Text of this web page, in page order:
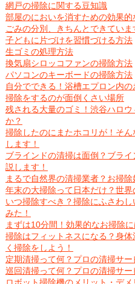
網戸の掃除に関する豆知識
部屋のにおいを消すための効果的
ごみの分別、きちんとできていま
子どもに片づけを習慣づける方法
生ゴミの処理方法
換気扇シロッコファンの掃除方法
パソコンのキーボードの掃除方法
自分でできる！浴槽エプロン内
掃除をするのが面倒くさい場所
残される大量のゴミ！渋谷ハロ
か？
掃除したのにまたホコリが！そ
します！
ブラインドの清掃は面倒？ブラ
説します！
まるで自然界の清掃業者？お掃
年末の大掃除って日本だけ？世界
いつ掃除すべき？掃除にふさわ
みた！
まずは10分間！効果的なお掃除
掃除はフィットネスになる？身
く掃除をしよう！
定期清掃って何？プロの清掃サ
巡回清掃って何？プロの清掃サ